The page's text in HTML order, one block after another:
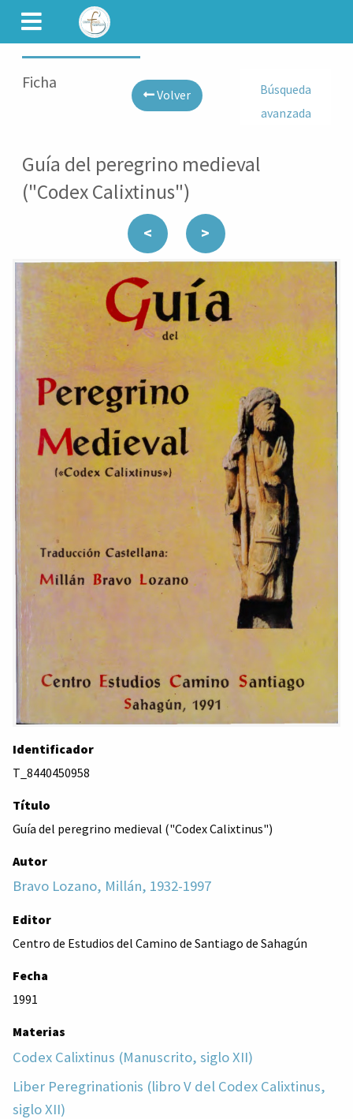
CAMINET
Ficha
Volver
Búsqueda
avanzada
Guía del peregrino medieval
("Codex Calixtinus")
< >
Identificador
T_8440450958
Título
Guía del peregrino medieval ("Codex Calixtinus")
Autor
Bravo Lozano, Millán, 1932-1997
Editor
Centro de Estudios del Camino de Santiago de Sahagún
Fecha
1991
Materias
Codex Calixtinus (Manuscrito, siglo XII)
Liber Peregrinationis (libro V del Codex Calixtinus,
siglo XII)